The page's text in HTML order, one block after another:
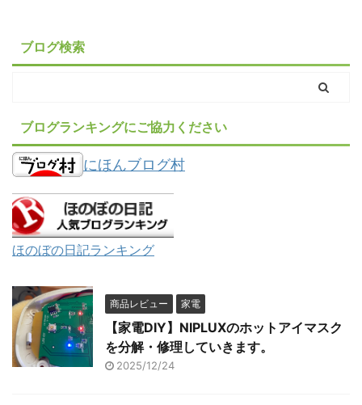
ブログ検索
ブログランキングにご協力ください
にほんブログ村
ほのぼの日記ランキング
商品レビュー 家電
【家電DIY】NIPLUXのホットアイマスク
を分解・修理していきます。
2025/12/24